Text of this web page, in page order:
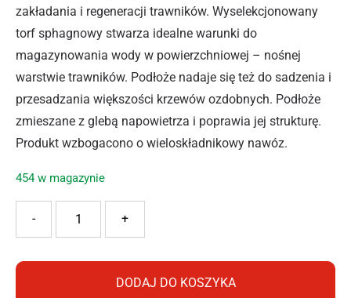
zakładania i regeneracji trawników. Wyselekcjonowany
torf sphagnowy stwarza idealne warunki do
magazynowania wody w powierzchniowej – nośnej
warstwie trawników. Podłoże nadaje się też do sadzenia i
przesadzania większości krzewów ozdobnych. Podłoże
zmieszane z glebą napowietrza i poprawia jej strukturę.
Produkt wzbogacono o wieloskładnikowy nawóz.
454 w magazynie
ilość AGARIS PODŁOŻE DO TRAWNIKÓW I KRZEWÓW
+
-
DODAJ DO KOSZYKA